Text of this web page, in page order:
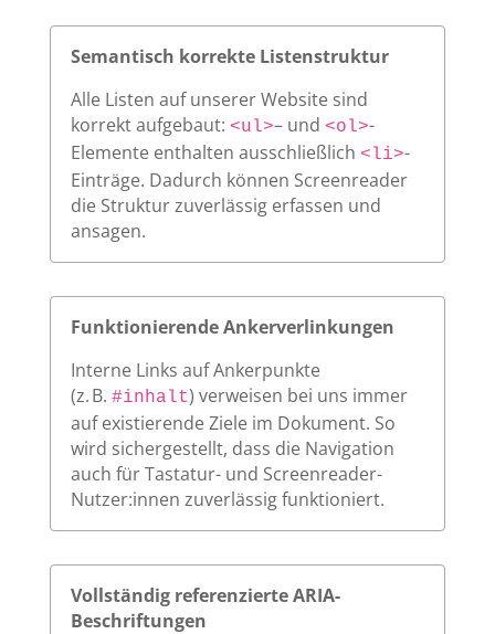
Semantisch korrekte Listenstruktur
Alle Listen auf unserer Website sind
korrekt aufgebaut: <ul>– und <ol>-
Elemente enthalten ausschließlich <li>-
Einträge. Dadurch können Screenreader
die Struktur zuverlässig erfassen und
ansagen.
Funktionierende Ankerverlinkungen
Interne Links auf Ankerpunkte
(z. B. #inhalt) verweisen bei uns immer
auf existierende Ziele im Dokument. So
wird sichergestellt, dass die Navigation
auch für Tastatur- und Screenreader-
Nutzer:innen zuverlässig funktioniert.
Vollständig referenzierte ARIA-
Beschriftungen